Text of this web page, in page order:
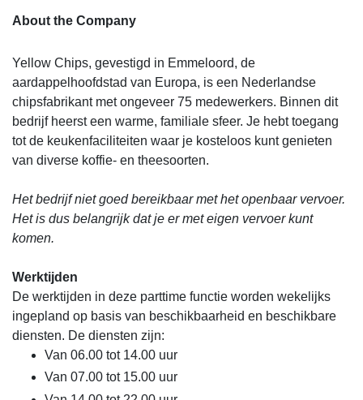
About the Company
Yellow Chips, gevestigd in Emmeloord, de
aardappelhoofdstad van Europa, is een Nederlandse
chipsfabrikant met ongeveer 75 medewerkers. Binnen dit
bedrijf heerst een warme, familiale sfeer. Je hebt toegang
tot de keukenfaciliteiten waar je kosteloos kunt genieten
van diverse koffie- en theesoorten.
Het bedrijf niet goed bereikbaar met het openbaar vervoer.
Het is dus belangrijk dat je er met eigen vervoer kunt
komen.
Werktijden
De werktijden in deze parttime functie worden wekelijks
ingepland op basis van beschikbaarheid en beschikbare
diensten. De diensten zijn:
Van 06.00 tot 14.00 uur
Van 07.00 tot 15.00 uur